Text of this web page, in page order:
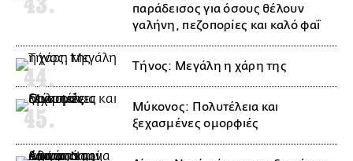
παράδεισος για όσους θέλουν
γαλήνη, πεζοπορίες και καλό φαΐ
Τήνος: Μεγάλη η χάρη της
Μύκονος: Πολυτέλεια και
ξεχασμένες ομορφιές